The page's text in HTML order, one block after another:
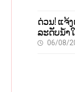
ດ່ວນ! ແຈ້
ລະດັບນໍ້າ
06/08/